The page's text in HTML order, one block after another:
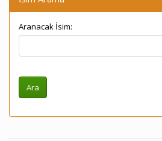
Aranacak İsim: